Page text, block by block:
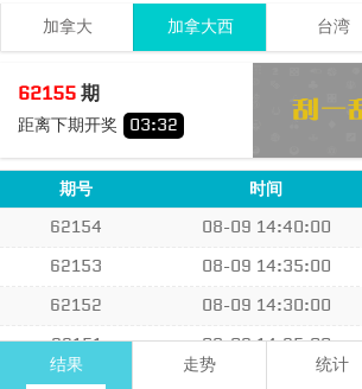
加拿大 加拿大西 台湾
62155期
距离下期开奖 03:32
5 + 7
期号 时间
62154
08-09 14:40:00
62153 08-09 14:35:00
62152 08-09 14:30:00
62151 08-09 14:25:00
62150
结果 走势 统计